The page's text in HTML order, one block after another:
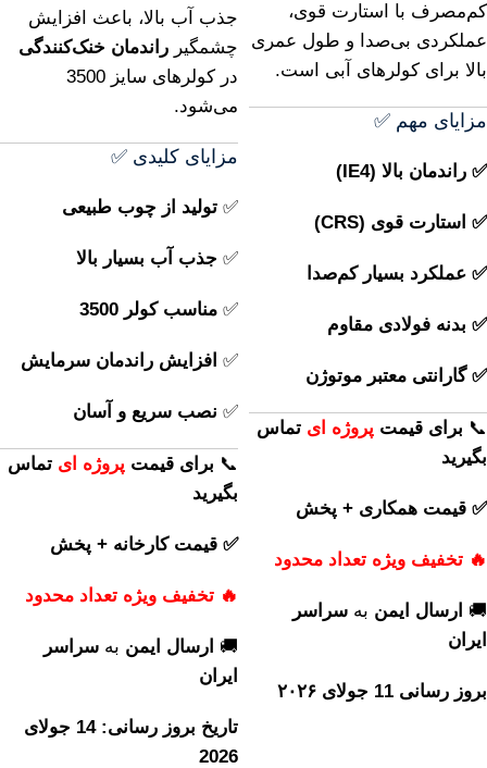
کم‌مصرف با استارت قوی،
عملکردی بی‌صدا و طول عمری
بالا برای کولرهای آبی است.
مزایای مهم ✅
✅ راندمان بالا (IE4)
✅ استارت قوی (CRS)
✅ عملکرد بسیار کم‌صدا
✅ بدنه فولادی مقاوم
✅ گارانتی معتبر موتوژن
📞 برای قیمت پروژه ای تماس
بگیرید
✅ قیمت همکاری + پخش
🔥 تخفیف ویژه تعداد محدود
🚚 ارسال ایمن به سراسر
ایران
بروز رسانی 11 جولای ۲۰۲۶
جذب آب بالا، باعث افزایش
چشمگیر راندمان خنک‌کنندگی
در کولرهای سایز 3500
می‌شود.
مزایای کلیدی ✅
✅ تولید از چوب طبیعی
✅ جذب آب بسیار بالا
✅ مناسب کولر 3500
✅ افزایش راندمان سرمایش
✅ نصب سریع و آسان
📞 برای قیمت پروژه ای تماس
بگیرید
✅ قیمت کارخانه + پخش
🔥 تخفیف ویژه تعداد محدود
🚚 ارسال ایمن به سراسر
ایران
تاریخ بروز رسانی: 14 جولای
2026